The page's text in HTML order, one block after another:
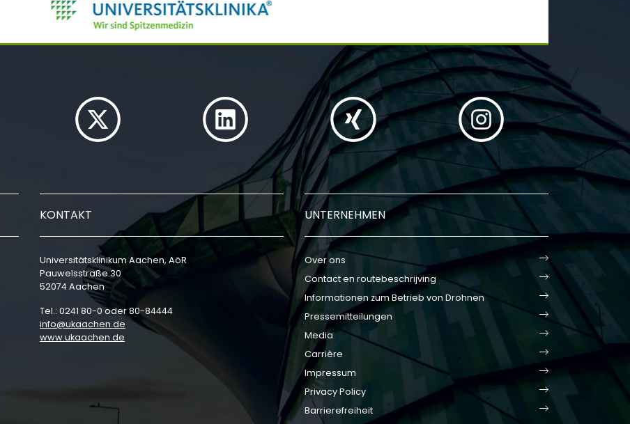
KONTAKT
Universitätsklinikum Aachen, AöR
Pauwelsstraße 30
52074 Aachen
Tel.: 0241 80-0 oder 80-84444
info
ukaachen de
www.ukaachen.de
UNTERNEHMEN
Over ons
Contact en routebeschrijving
Informationen zum Betrieb von Drohnen
Pressemitteilungen
Media
Carrière
Impressum
Privacy Policy
Barrierefreiheit